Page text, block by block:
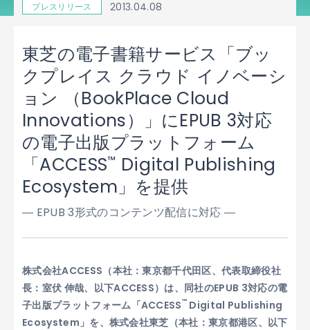
プレスリリース 2013.04.08
東芝の電子書籍サービス「ブッ
クプレイス クラウド イノベーシ
ョン （BookPlace Cloud
Innovations）」にEPUB 3対応
の電子出版プラットフォーム
「ACCESS™ Digital Publishing
Ecosystem」を提供
― EPUB 3形式のコンテンツ配信に対応 ―
株式会社ACCESS（本社：東京都千代田区、代表取締役社
長：室伏 伸哉、以下ACCESS）は、同社のEPUB 3対応の電
子出版プラットフォーム「ACCESS™ Digital Publishing
Ecosystem」を、株式会社東芝（本社：東京都港区、以下